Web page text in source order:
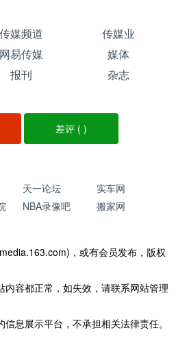
传媒频道
传媒业
网易传媒
媒体
报刊
杂志
差评 ( )
天一论坛
实车网
NBA录像吧 搬家网
，或有会员发布，版权
容都正常，如失效，请联系网站管理
息展示平台，不承担相关法律责任。